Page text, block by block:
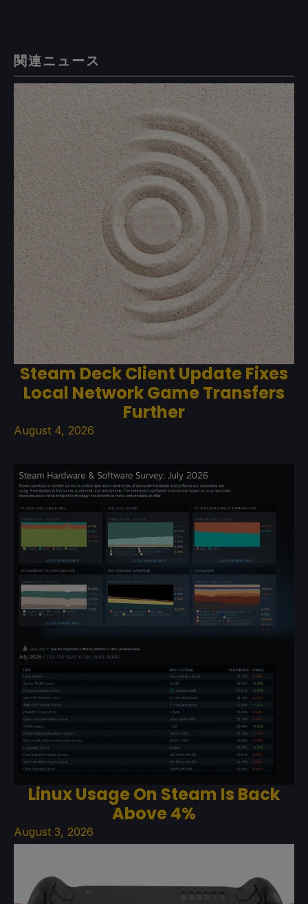
関連ニュース
Steam Deck Client Update Fixes
Local Network Game Transfers
Further
August 4, 2026
Linux Usage On Steam Is Back
Above 4%
August 3, 2026